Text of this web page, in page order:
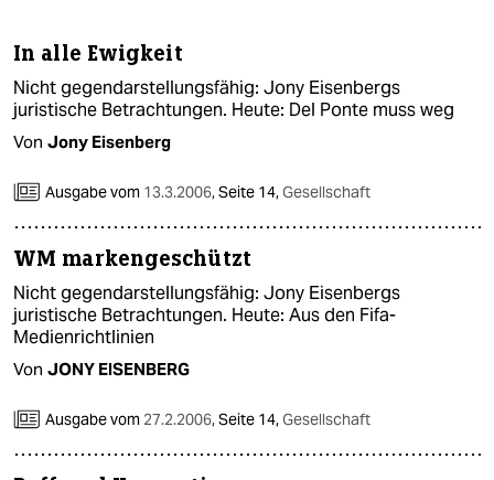
In alle Ewigkeit
Nicht gegendarstellungsfähig: Jony Eisenbergs
juristische Betrachtungen. Heute: Del Ponte muss weg
Von Jony Eisenberg
Ausgabe vom 13.3.2006,Seite 14,Gesellschaft
WM markengeschützt
Nicht gegendarstellungsfähig: Jony Eisenbergs
juristische Betrachtungen. Heute: Aus den Fifa-
Medienrichtlinien
Von JONY EISENBERG
Ausgabe vom 27.2.2006,Seite 14,Gesellschaft